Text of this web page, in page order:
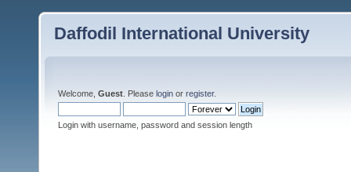
Daffodil International University
Welcome, Guest . Please login or register.
Login with username, password and session length